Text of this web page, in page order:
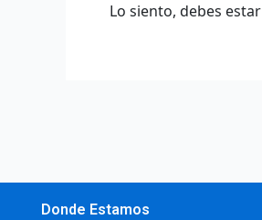
Lo siento, debes estar
Donde Estamos